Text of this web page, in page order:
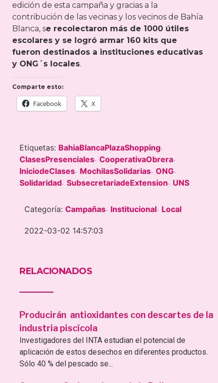
edición de esta campaña y gracias a la
contribución de las vecinas y los vecinos de Bahía
Blanca, se recolectaron más de 1000 útiles
escolares y se logró armar 160 kits que
fueron destinados a instituciones educativas
y ONG´s locales.
Comparte esto:
Facebook X
Etiquetas: BahiaBlancaPlazaShopping-
ClasesPresenciales- CooperativaObrera-
IniciodeClases- MochilasSolidarias- ONG-
Solidaridad- SubsecretariadeExtension- UNS
Categoría: Campañas- Institucional- Local
2022-03-02 14:57:03
RELACIONADOS
Producirán antioxidantes con descartes de la
industria piscícola
Investigadores del INTA estudian el potencial de
aplicación de estos desechos en diferentes productos.
Sólo 40 % del pescado se...